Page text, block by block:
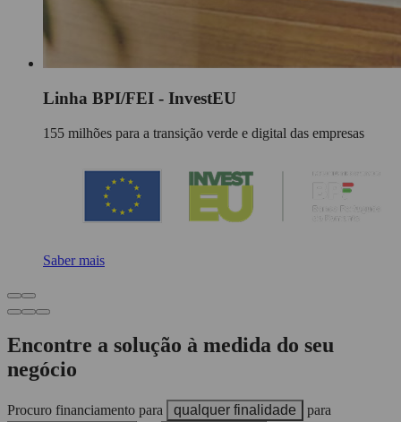
Linha BPI/FEI - InvestEU
155 milhões para a transição verde e digital das empresas
Saber mais
Encontre a solução à medida do seu
negócio
Procuro financiamento para qualquer finalidade
para